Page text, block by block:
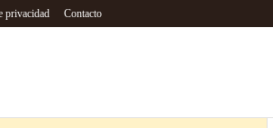
privacidad Contacto